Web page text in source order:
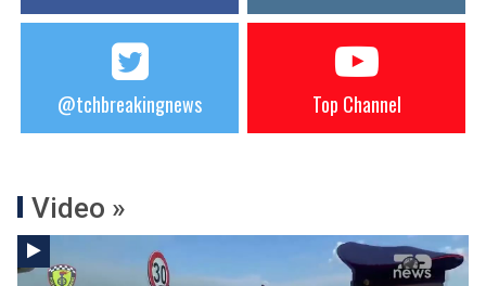
@tchbreakingnews Top Channel
Video »